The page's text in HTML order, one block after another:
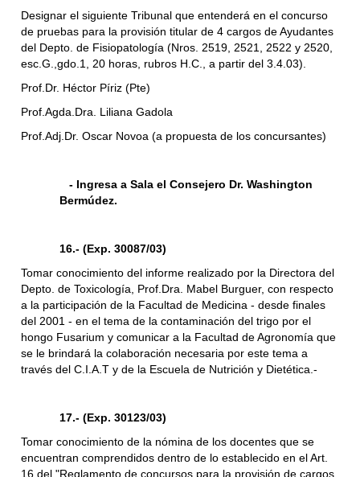
Designar el siguiente Tribunal que entenderá en el concurso
de pruebas para la provisión titular de 4 cargos de Ayudantes
del Depto. de Fisiopatología (Nros. 2519, 2521, 2522 y 2520,
esc.G.,gdo.1, 20 horas, rubros H.C., a partir del 3.4.03).
Prof.Dr. Héctor Píriz (Pte)
Prof.Agda.Dra. Liliana Gadola
Prof.Adj.Dr. Oscar Novoa (a propuesta de los concursantes)
- Ingresa a Sala el Consejero Dr. Washington
Bermúdez.
16.- (Exp. 30087/03)
Tomar conocimiento del informe realizado por la Directora del
Depto. de Toxicología, Prof.Dra. Mabel Burguer, con respecto
a la participación de la Facultad de Medicina - desde finales
del 2001 - en el tema de la contaminación del trigo por el
hongo Fusarium y comunicar a la Facultad de Agronomía que
se le brindará la colaboración necesaria por este tema a
través del C.I.A.T y de la Escuela de Nutrición y Dietética.-
17.- (Exp. 30123/03)
Tomar conocimiento de la nómina de los docentes que se
encuentran comprendidos dentro de lo establecido en el Art.
16 del "Reglamento de concursos para la provisión de cargos